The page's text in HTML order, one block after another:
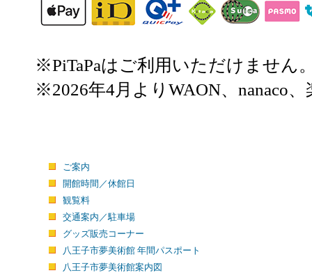
※PiTaPaはご利用いただけません
※2026年4月よりWAON、nanaco
ご案内
開館時間／休館日
観覧料
交通案内／駐車場
グッズ販売コーナー
八王子市夢美術館 年間パスポート
八王子市夢美術館案内図